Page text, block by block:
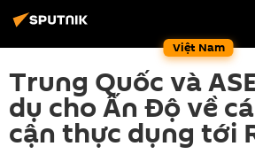
Việt Nam
Trung Quốc và
dụ cho Ấn Độ về
cận thực dụng tới